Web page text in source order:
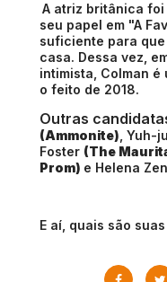
A atriz britânica
seu papel em "A
suficiente para
casa. Dessa vez,
intimista, Colman
o feito de 2018.
Outras
(Ammonite) , Yuh-
Foster (The
Prom) e Helena
E aí, quais são